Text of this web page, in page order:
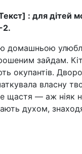
: для дітей
2.
зайдам.
окупантів.
власну
щастя — аж ніяк
духом,